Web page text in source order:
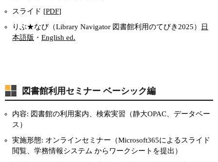
スライド [PDF]
りぶ★なび（Library Navigator 図書館利用のてびき2025）
日
本語版 ・ English ed.
図書館利用セミナー ベーシック編
内容: 図書館の利用案内、検索実習（静大OPAC、データベー
ス）
実施形態: オンラインセミナー（Microsoft365によるスライド
閲覧、学務情報システム からワークシートを提出）